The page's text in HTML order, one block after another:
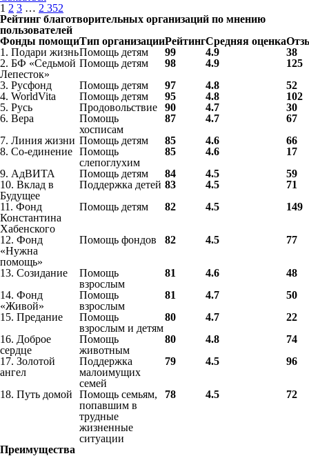
1 2 3 … 2 352
Рейтинг благотворительных организаций по мнению
пользователей
Фонды помощиТип организацииРейтингСредняя оценка
1. Подари жизньПомощь детям 99 4.9
38
2. БФ «Седьмой
Лепесток»
Помощь детям 98 4.9
125
3. Русфонд
Помощь детям 97 4.8
52
4. WorldVita
Помощь детям 95 4.8
102
5. Русь
Продовольствие 90 4.7
30
6. Вера
Помощь
хосписам
87 4.7
67
7. Линия жизни Помощь детям 85 4.6
66
8. Со-единение Помощь
слепоглухим
85 4.6
17
9. АдВИТА
Помощь детям 84 4.5
59
10. Вклад в
Будущее
Поддержка детей 83 4.5
71
11. Фонд
Константина
Хабенского
Помощь детям 82 4.5 149
12. Фонд
«Нужна
помощь»
Помощь фондов 82 4.5 77
13. Созидание
Помощь
взрослым
81 4.6
48
14. Фонд
«Живой»
Помощь
взрослым
81 4.7
50
15. Предание
Помощь
взрослым и детям
80 4.7
22
16. Доброе
сердце
Помощь
животным
80 4.8
74
17. Золотой
ангел
Поддержка
малоимущих
семей
79 4.5 96
18. Путь домой
Помощь семьям,
попавшим в
трудные
жизненные
ситуации
78 4.5 72
Преимущества